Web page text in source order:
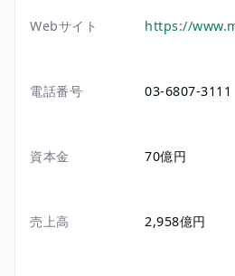
Webサイト https://
電話番号 03-6807-3111
資本金 70億円
売上高 2,958億円